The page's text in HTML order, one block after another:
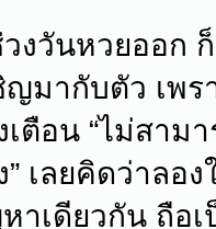
งวันหวยออก
ญมากับตัว เพร
เตือน “ไม่สาม
” เลยคิดว่าลอ
าเดียวกัน ถือ